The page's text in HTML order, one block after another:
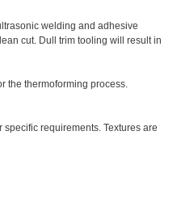
welding and adhesive
cut. Dull trim tooling will result in
the thermoforming process.
requirements. Textures are